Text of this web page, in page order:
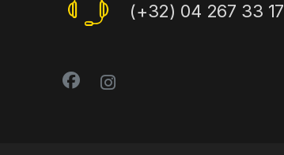
(+32) 04 267 33 17